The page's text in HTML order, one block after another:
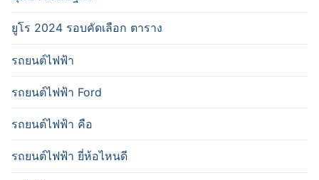
ยูโร 2024 รอบคัดเลือก ตาราง
รถยนต์ไฟฟ้า
รถยนต์ไฟฟ้า Ford
รถยนต์ไฟฟ้า คือ
รถยนต์ไฟฟ้า ยี่ห้อไหนดี